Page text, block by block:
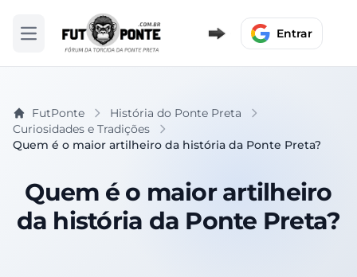
Abrir menu Entrar
FutPonte
História do Ponte Preta
Curiosidades e Tradições
Quem é o maior artilheiro da história da Ponte Preta?
Quem é o maior artilheiro
da história da Ponte Preta?